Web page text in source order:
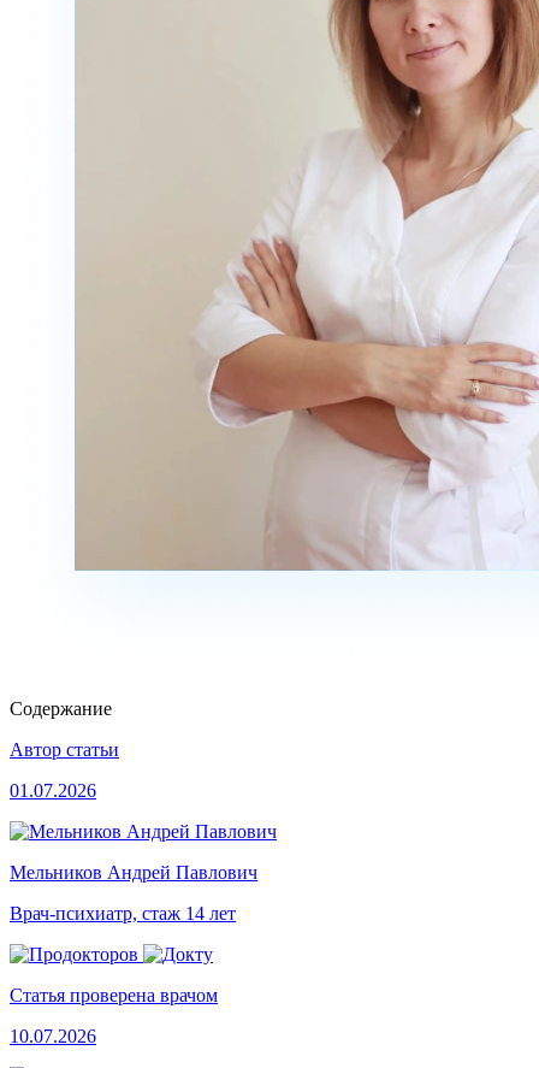
Содержание
Автор статьи
01.07.2026
Мельников Андрей Павлович
Врач-психиатр, стаж 14 лет
Статья проверена врачом
10.07.2026